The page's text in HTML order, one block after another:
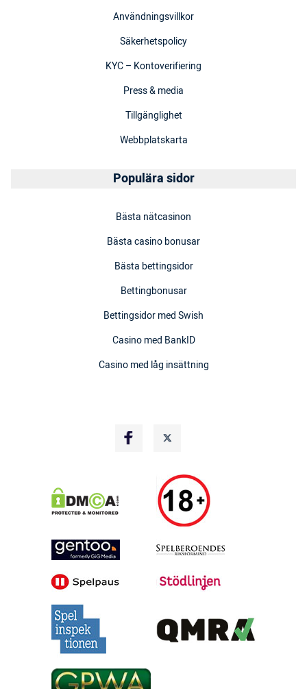
Användningsvillkor
Säkerhetspolicy
KYC – Kontoverifiering
Press & media
Tillgänglighet
Webbplatskarta
Populära sidor
Bästa nätcasinon
Bästa casino bonusar
Bästa bettingsidor
Bettingbonusar
Bettingsidor med Swish
Casino med BankID
Casino med låg insättning